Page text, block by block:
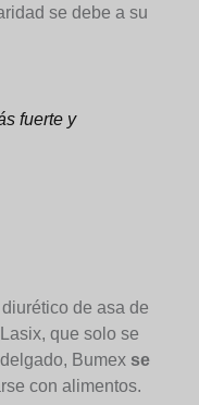
se debe a su
fuerte y
de asa de
que solo se
Bumex se
con alimentos.